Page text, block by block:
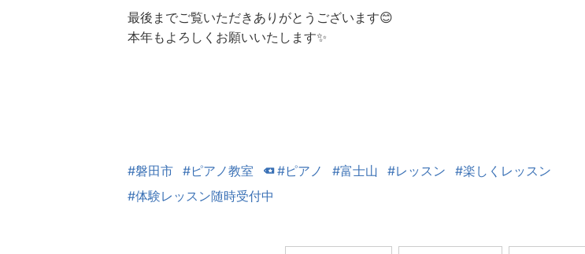
最後までご覧いただきありがとうございます😊
本年もよろしくお願いいたします✨
#磐田市 #ピアノ教室 #ピアノ #富士山 #レッスン
#楽しくレッスン
#体験レッスン随時受付中